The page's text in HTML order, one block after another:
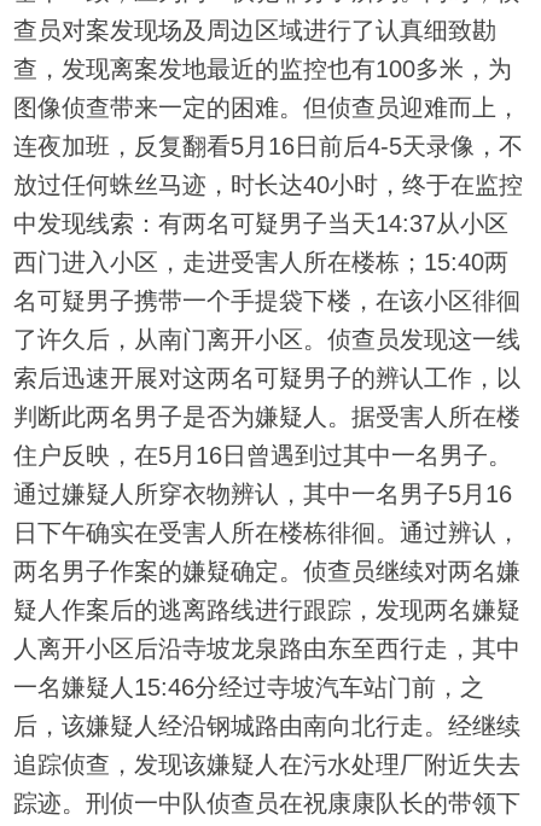
查员对案发现场及周边区域进行了认真细致勘
查，发现离案发地最近的监控也有100多米，为
图像侦查带来一定的困难。但侦查员迎难而上，
连夜加班，反复翻看5月16日前后4-5天录像，不
放过任何蛛丝马迹，时长达40小时，终于在监控
中发现线索：有两名可疑男子当天14:37从小区
西门进入小区，走进受害人所在楼栋；15:40两
名可疑男子携带一个手提袋下楼，在该小区徘徊
了许久后，从南门离开小区。侦查员发现这一线
索后迅速开展对这两名可疑男子的辨认工作，以
判断此两名男子是否为嫌疑人。据受害人所在楼
住户反映，在5月16日曾遇到过其中一名男子。
通过嫌疑人所穿衣物辨认，其中一名男子5月16
日下午确实在受害人所在楼栋徘徊。通过辨认，
两名男子作案的嫌疑确定。侦查员继续对两名嫌
疑人作案后的逃离路线进行跟踪，发现两名嫌疑
人离开小区后沿寺坡龙泉路由东至西行走，其中
一名嫌疑人15:46分经过寺坡汽车站门前，之
后，该嫌疑人经沿钢城路由南向北行走。经继续
追踪侦查，发现该嫌疑人在污水处理厂附近失去
踪迹。刑侦一中队侦查员在祝康康队长的带领下